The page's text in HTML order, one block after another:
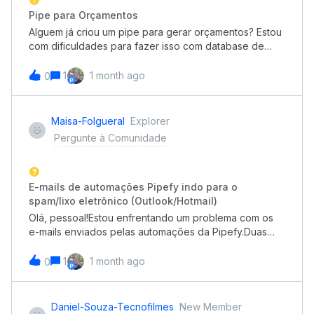
Pipe para Orçamentos
Alguem já criou um pipe para gerar orçamentos? Estou
com dificuldades para fazer isso com database de
entram no pdf. Além disso, inclui campo de quantidade,
porque posso precisar de 2 ou mais produtos ao inves
0 1 1 month ago
Maisa-Folgueral Explorer
Pergunte à Comunidade
E-mails de automações Pipefy indo para o
spam/lixo eletrônico (Outlook/Hotmail)
Olá, pessoal!Estou enfrentando um problema com os
e-mails enviados pelas automações da Pipefy.Duas
@outlook.com e @hotmail.com) estão sempre
recebendo os e-mails no spam/lixo eletrônico,
internos) recebem normalmente na caixa de
0 1 1 month ago
Daniel-Souza-Tecnofilmes New Member